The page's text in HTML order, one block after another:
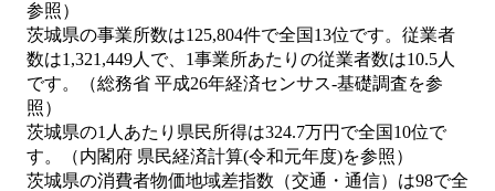
参照）
茨城県の事業所数は125,804件で全国13位です。従業者
数は1,321,449人で、1事業所あたりの従業者数は10.5人
です。（総務省 平成26年経済センサス‐基礎調査を参
照）
茨城県の1人あたり県民所得は324.7万円で全国10位で
す。（内閣府 県民経済計算(令和元年度)を参照）
茨城県の消費者物価地域差指数（交通・通信）は98で全